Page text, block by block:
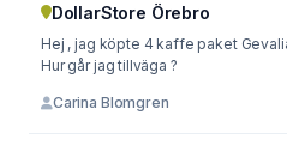
DollarStore Örebro
Hej , jag köpte 4 kaffe paket
Hur går jag tillväga ?
Carina Blomgren